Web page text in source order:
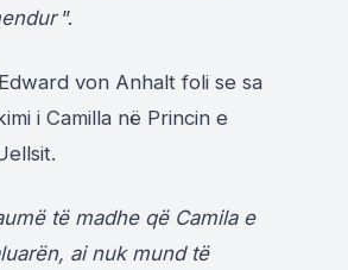
”.
von Anhalt foli se sa
i Camilla në Princin e
të madhe që Camila e
ai nuk mund të